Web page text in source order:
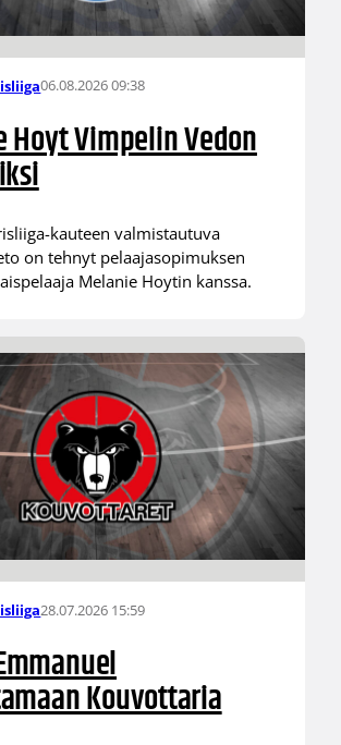
06.08.2026 09:38
Hoyt Vimpelin Vedon
kauteen valmistautuva
on tehnyt pelaajasopimuksen
Melanie Hoytin kanssa.
28.07.2026 15:59
Kouvottaria